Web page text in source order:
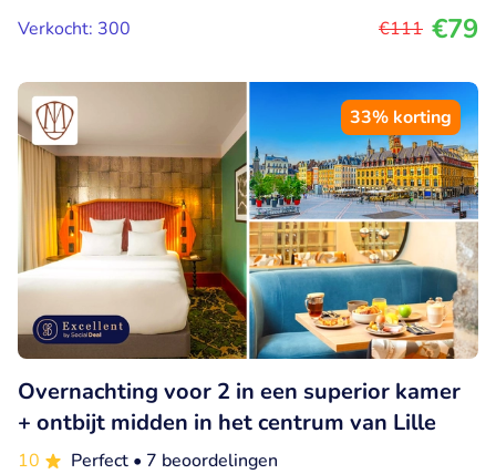
Verkocht: 300
€111 €79
33% korting
Overnachting voor 2 in een superior kamer
+ ontbijt midden in het centrum van Lille
10 Perfect • 7 beoordelingen